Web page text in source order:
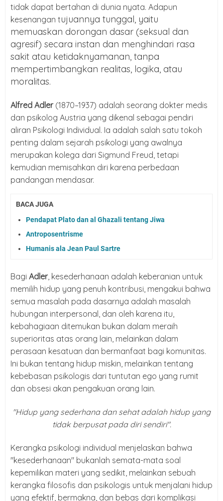
tidak dapat bertahan di dunia nyata. Adapun
kesenangan tujuannya tunggal, yaitu
memuaskan dorongan dasar (seksual dan
agresif) secara instan dan menghindari rasa
sakit atau ketidaknyamanan, tanpa
mempertimbangkan realitas, logika, atau
moralitas.
Alfred Adler(1870–1937) adalah seorang dokter medis
dan psikolog Austria yang dikenal sebagai pendiri
aliran Psikologi Individual. Ia adalah salah satu tokoh
penting dalam sejarah psikologi yang awalnya
merupakan kolega dari Sigmund Freud, tetapi
kemudian memisahkan diri karena perbedaan
pandangan mendasar.
BACA JUGA
Pendapat Plato dan al Ghazali tentang Jiwa
Antroposentrisme
Humanis ala Jean Paul Sartre
Bagi Adler, kesederhanaan adalah keberanian untuk
memilih hidup yang penuh kontribusi, mengakui bahwa
semua masalah pada dasarnya adalah masalah
hubungan interpersonal, dan oleh karena itu,
kebahagiaan ditemukan bukan dalam meraih
superioritas atas orang lain, melainkan dalam
perasaan kesatuan dan bermanfaat bagi komunitas.
Ini bukan tentang hidup miskin, melainkan tentang
kebebasan psikologis dari tuntutan ego yang rumit
dan obsesi akan pengakuan orang lain.
"Hidup yang sederhana dan sehat adalah hidup yang
tidak berpusat pada diri sendiri".
Kerangka psikologi individual menjelaskan bahwa
"kesederhanaan" bukanlah semata-mata soal
kepemilikan materi yang sedikit, melainkan sebuah
kerangka filosofis dan psikologis untuk menjalani hidup
yang efektif, bermakna, dan bebas dari komplikasi